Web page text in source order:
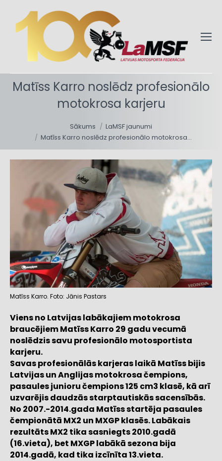
Matīss Karro noslēdz profesionālo
motokrosa karjeru
Sākums
LaMSF jaunumi
Matīss Karro noslēdz profesionālo motokrosa…
Matīss Karro. Foto: Jānis Pastars
Viens no Latvijas labākajiem motokrosa
braucējiem Matīss Karro 29 gadu vecumā
noslēdzis savu profesionālo motosportista
karjeru.
Savas profesionālās karjeras laikā Matīss bijis
Latvijas un Anglijas motokrosa čempions,
pasaules junioru čempions 125 cm3 klasē, kā arī
uzvarējis daudzās starptautiskās sacensībās.
No 2007.-2014.gada Matīss startēja pasaules
čempionātā MX2 un MXGP klasēs. Labākais
rezultāts MX2 tika sasniegts 2010.gadā
(16.vieta), bet MXGP labākā sezona bija
2014.gadā, kad tika izcīnīta 13.vieta.